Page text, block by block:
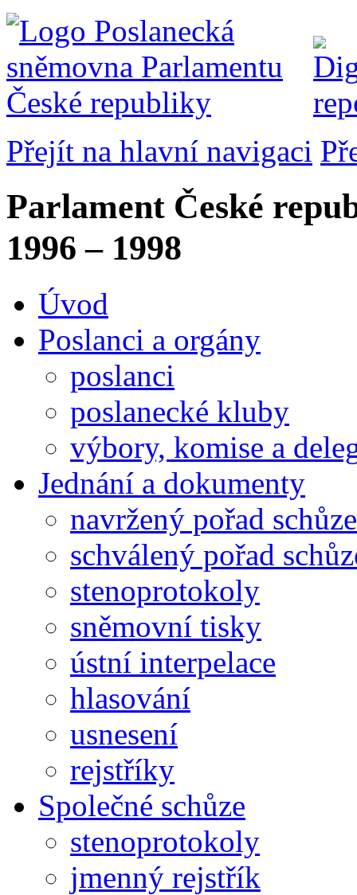
Přejít na hlavní navigaci
Parlament České
1996 – 1998
Úvod
Poslanci a orgány
poslanci
poslanecké kluby
výbory, komise a
Jednání a dokumenty
navržený pořad schůze
schválený pořad
stenoprotokoly
sněmovní tisky
ústní interpelace
hlasování
usnesení
rejstříky
Společné schůze
stenoprotokoly
jmenný rejstřík